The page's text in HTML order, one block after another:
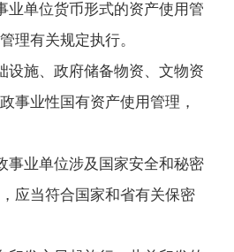
单位货币形式的资产使用管
理有关规定执行。
施、政府储备物资、文物资
事业性国有资产使用管理，
事业单位涉及国家安全和秘密
应当符合国家和省有关保密